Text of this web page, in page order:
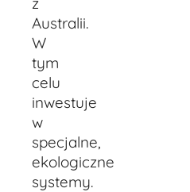
Australii.
W
tym
celu
inwestuje
w
specjalne,
ekologiczne
systemy.